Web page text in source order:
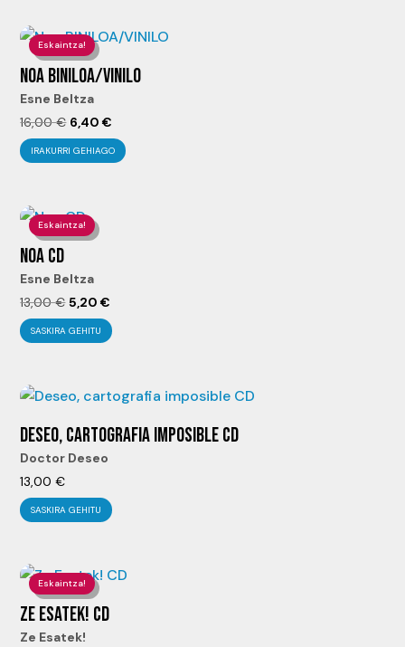
Eskaintza!
NOA BINILOA/VINILO
Esne Beltza
16,00€ El
precio
original
16,00 €.
6,40€
precio
actual
IRAKURRI GEHIAGO
Eskaintza!
NOA CD
Esne Beltza
13,00€El
precio
original
13,00 €.
5,20€
precio
5,20 €.
SASKIRA GEHITU
DESEO, CARTOGRAFIA IMPOSIBLE CD
Doctor Deseo
13,00€
SASKIRA GEHITU
Eskaintza!
ZE ESATEK! CD
Ze Esatek!